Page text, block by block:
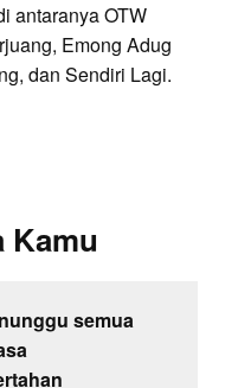
antaranya OTW
Emong Adug
dan Sendiri Lagi.
Kamu
semua